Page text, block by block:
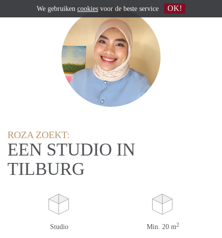
ROZA ZOEKT:
EEN STUDIO IN
TILBURG
Studio Min. 20 m2
We gebruiken cookies voor de beste service OK!